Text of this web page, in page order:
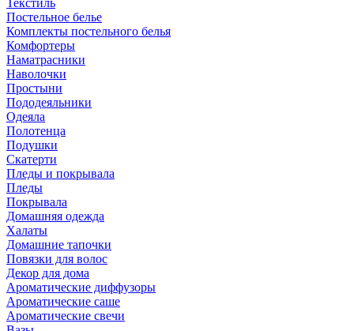
Текстиль
Постельное белье
Комплекты постельного белья
Комфортеры
Наматрасники
Наволочки
Простыни
Пододеяльники
Одеяла
Полотенца
Подушки
Скатерти
Пледы и покрывала
Пледы
Покрывала
Домашняя одежда
Халаты
Домашние тапочки
Повязки для волос
Декор для дома
Ароматические диффузоры
Ароматические саше
Ароматические свечи